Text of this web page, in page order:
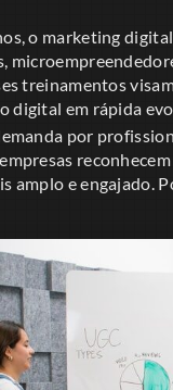
o marketing
treinamentos
digital em rápida
por
amplo e engajado.